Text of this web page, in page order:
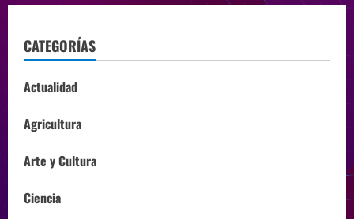
CATEGORÍAS
Actualidad
Agricultura
Arte y Cultura
Ciencia